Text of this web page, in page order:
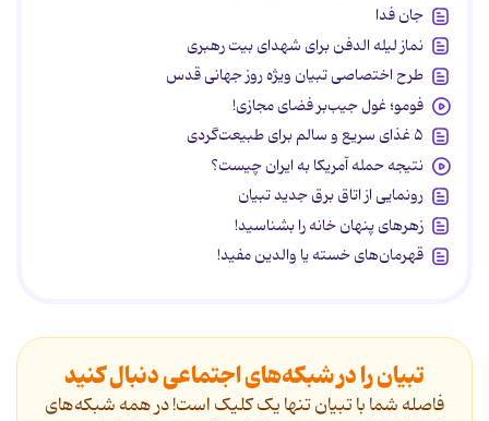
جان فدا
نماز لیله الدفن برای شهدای بیت رهبری
طرح اختصاصی تبیان ویژه روز جهانی قدس
فومو؛ غول جیب‌بر فضای مجازی!
۵ غذای سریع و سالم برای طبیعت‌گردی
نتیجه حمله آمریکا به ایران چیست؟
رونمایی از اتاق برق جدید تبیان
زهرهای پنهان خانه را بشناسید!
قهرمان‌های خسته یا والدین مفید!
تبیان را در شبکه‌های اجتماعی دنبال کنید
فاصله شما با تبیان تنها یک کلیک است! در همه شبکه‌های